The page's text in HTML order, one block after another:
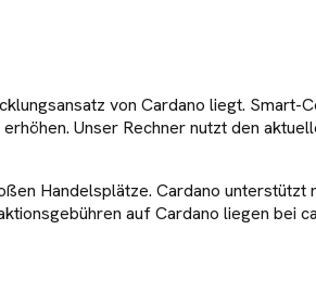
von Cardano liegt. Smart-
Unser Rechner nutzt den
Handelsplätze. Cardano
auf Cardano liegen bei